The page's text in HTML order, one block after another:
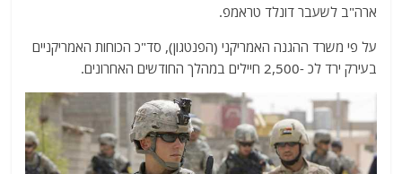
ארה"ב לשעבר דונלד טראמפ.
על פי משרד ההגנה האמריקני (הפנטגון), סד"כ הכוחות האמריקניים
בעירק ירד לכ -2,500 חיילים במהלך החודשים האחרונים.